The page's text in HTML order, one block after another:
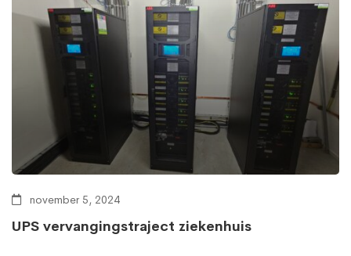
november 5, 2024
UPS vervangingstraject ziekenhuis